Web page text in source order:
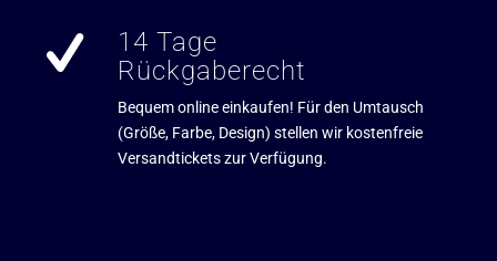
14 Tage
Rückgaberecht
Bequem online einkaufen! Für den Umtausch
(Größe, Farbe, Design) stellen wir kostenfreie
Versandtickets zur Verfügung.